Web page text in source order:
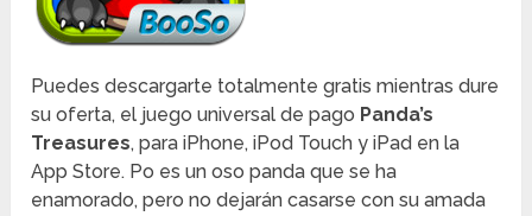
Puedes descargarte totalmente gratis mientras dure
su oferta, el juego universal de pago Panda’s
Treasures, para iPhone, iPod Touch y iPad en la
App Store. Po es un oso panda que se ha
enamorado, pero no dejarán casarse con su amada